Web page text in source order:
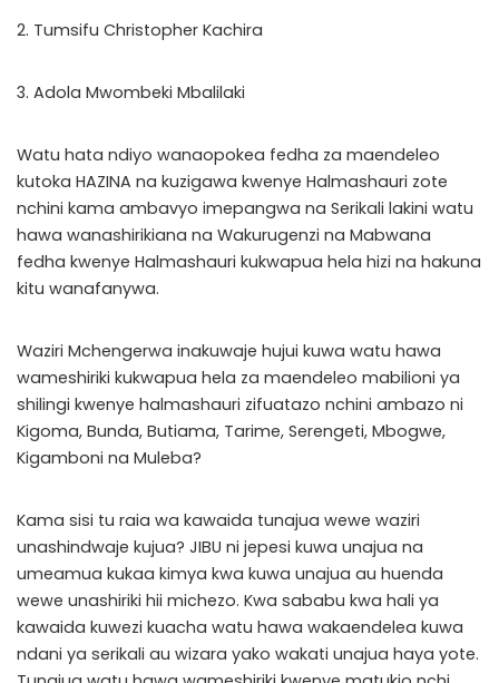
2. Tumsifu Christopher Kachira
3. Adola Mwombeki Mbalilaki
Watu hata ndiyo wanaopokea fedha za maendeleo
kutoka HAZINA na kuzigawa kwenye Halmashauri zote
nchini kama ambavyo imepangwa na Serikali lakini watu
hawa wanashirikiana na Wakurugenzi na Mabwana
fedha kwenye Halmashauri kukwapua hela hizi na hakuna
kitu wanafanywa.
Waziri Mchengerwa inakuwaje hujui kuwa watu hawa
wameshiriki kukwapua hela za maendeleo mabilioni ya
shilingi kwenye halmashauri zifuatazo nchini ambazo ni
Kigoma, Bunda, Butiama, Tarime, Serengeti, Mbogwe,
Kigamboni na Muleba?
Kama sisi tu raia wa kawaida tunajua wewe waziri
unashindwaje kujua? JIBU ni jepesi kuwa unajua na
umeamua kukaa kimya kwa kuwa unajua au huenda
wewe unashiriki hii michezo. Kwa sababu kwa hali ya
kawaida kuwezi kuacha watu hawa wakaendelea kuwa
ndani ya serikali au wizara yako wakati unajua haya yote.